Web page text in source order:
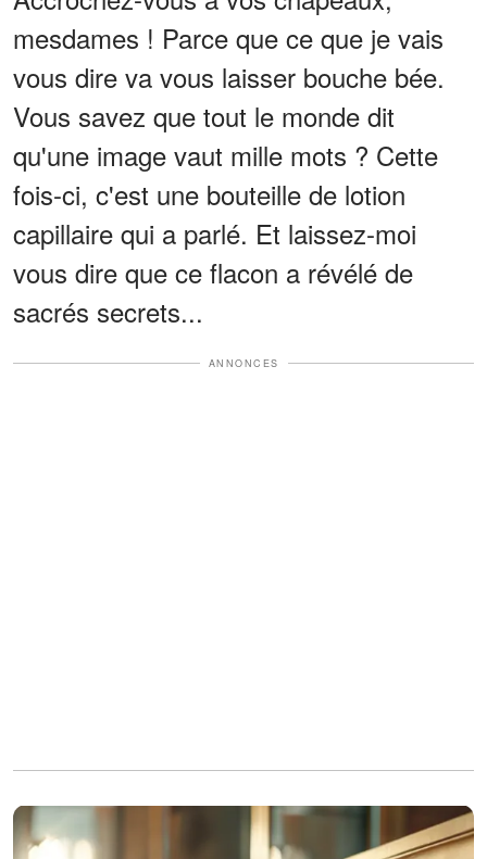
mesdames ! Parce que ce que je vais
vous dire va vous laisser bouche bée.
Vous savez que tout le monde dit
qu'une image vaut mille mots ? Cette
fois-ci, c'est une bouteille de lotion
capillaire qui a parlé. Et laissez-moi
vous dire que ce flacon a révélé de
sacrés secrets...
ANNONCES